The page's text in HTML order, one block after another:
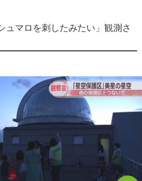
ュマロを刺したみたい」観測さ